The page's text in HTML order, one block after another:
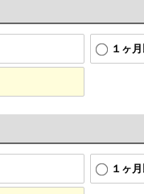
１ヶ
１ヶ